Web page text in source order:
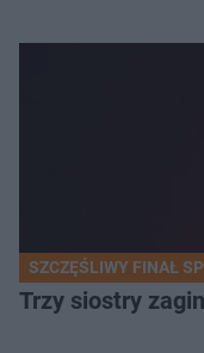
SZCZĘŚLIWY FINAŁ
Trzy siostry